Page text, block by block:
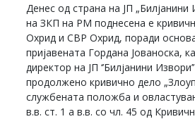
Денес од страна на ЈП „Билјанини
на ЗКП на РМ поднесена е
Охрид и СВР Охрид, поради
пријавената Гордана Јованоска,
директор на ЈП ‘’Билјанини
продолжено кривично дело
службената положба и
в.в. ст. 1 а в.в. со чл. 45 од